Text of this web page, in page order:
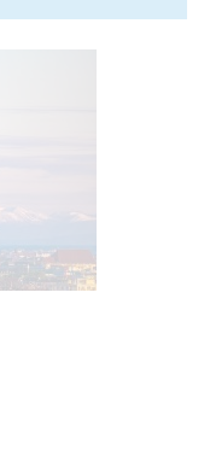
¡No lo dudes más